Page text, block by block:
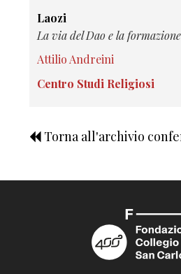
Laozi
La via del Dao e la
Attilio Andreini
Centro Studi Religiosi
Torna all'archivio